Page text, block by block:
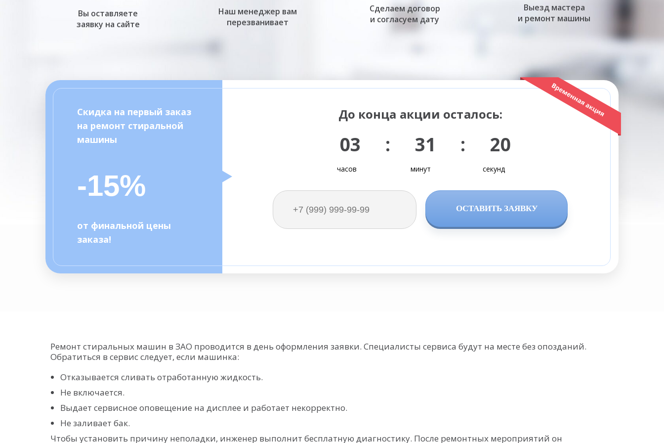
03 : 31 : 19
До конца акции осталось:
Скидка на первый заказ
на ремонт стиральной
машины
от финальной цены
заказа!
-15%
ОСТАВИТЬ ЗАЯВКУ
секунд
минут
часов
Выезд мастера
и ремонт машины
Сделаем договор
и согласуем дату
Наш менеджер вам
перезванивает
Вы оставляете
заявку на сайте
Ремонт стиральных машин в ЗАО проводится в день оформления заявки. Специалисты сервиса будут на месте без опозданий.
Обратиться в сервис следует, если машинка:
Отказывается сливать отработанную жидкость.
Не включается.
Выдает сервисное оповещение на дисплее и работает некорректно.
Не заливает бак.
Чтобы установить причину неполадки, инженер выполнит бесплатную диагностику. После ремонтных мероприятий он